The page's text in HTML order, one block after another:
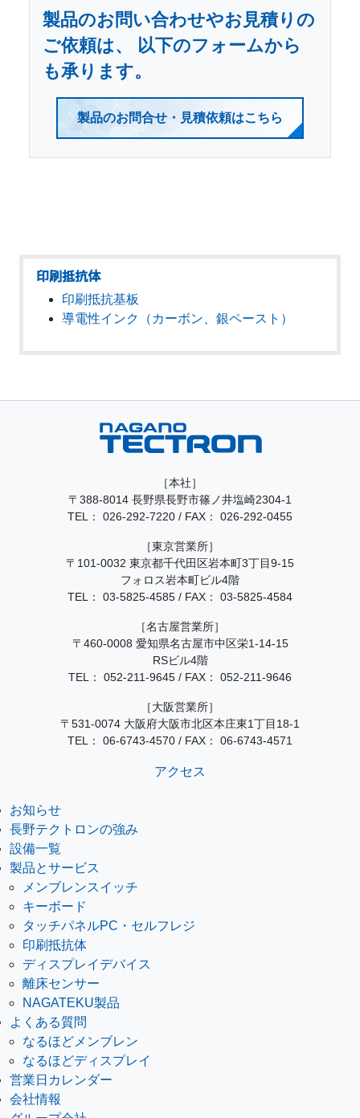
製品のお問い合わせやお見積りの
ご依頼は、
以下のフォームから
も承ります。
製品のお問合せ・見積依頼はこちら
印刷抵抗体
印刷抵抗基板
導電性インク（カーボン、銀ペースト）
［本社］
〒388-8014 長野県長野市篠ノ井塩崎2304-1
TEL： 026-292-7220 / FAX： 026-292-0455
［東京営業所］
〒101-0032 東京都千代田区岩本町3丁目9-15
フォロス岩本町ビル4階
TEL： 03-5825-4585 / FAX： 03-5825-4584
［名古屋営業所］
〒460-0008 愛知県名古屋市中区栄1-14-15
RSビル4階
TEL： 052-211-9645 / FAX： 052-211-9646
［大阪営業所］
〒531-0074 大阪府大阪市北区本庄東1丁目18-1
TEL： 06-6743-4570 / FAX： 06-6743-4571
アクセス
お知らせ
長野テクトロンの強み
設備一覧
製品とサービス
メンブレンスイッチ
キーボード
タッチパネルPC・セルフレジ
印刷抵抗体
ディスプレイデバイス
離床センサー
NAGATEKU製品
よくある質問
なるほどメンブレン
なるほどディスプレイ
営業日カレンダー
会社情報